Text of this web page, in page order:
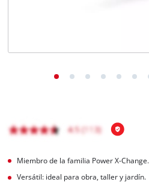
Miembro de la familia Power X-Change.
Versátil: ideal para obra, taller y jardín.